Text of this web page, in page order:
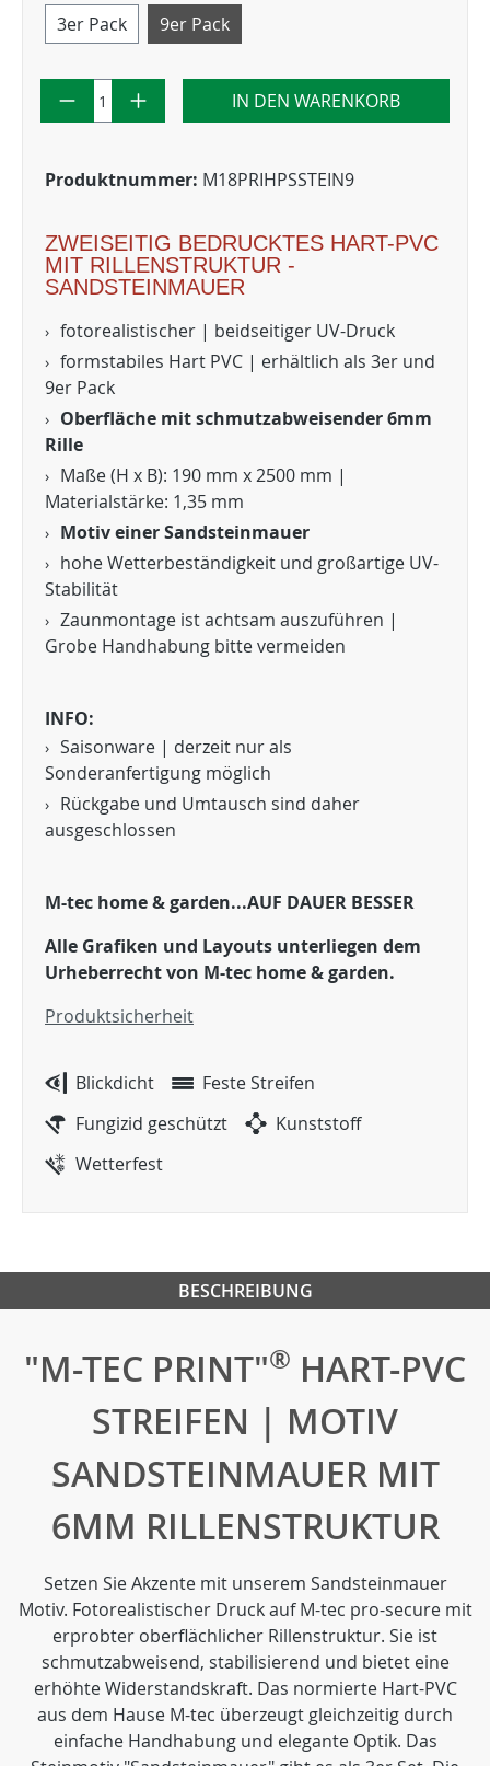
3er Pack
9er Pack
IN DEN WARENKORB
Produktnummer: M18PRIHPSSTEIN9
ZWEISEITIG BEDRUCKTES HART-PVC
MIT RILLENSTRUKTUR -
SANDSTEINMAUER
fotorealistischer | beidseitiger UV-Druck
formstabiles Hart PVC | erhältlich als 3er und
9er Pack
Oberfläche mit schmutzabweisender 6mm
Rille
Maße (H x B): 190 mm x 2500 mm |
Materialstärke: 1,35 mm
Motiv einer Sandsteinmauer
hohe Wetterbeständigkeit und großartige UV-
Stabilität
Zaunmontage ist achtsam auszuführen |
Grobe Handhabung bitte vermeiden
INFO:
Saisonware | derzeit nur als
Sonderanfertigung möglich
Rückgabe und Umtausch sind daher
ausgeschlossen
M-tec home & garden...AUF DAUER BESSER
Alle Grafiken und Layouts unterliegen dem
Urheberrechtvon M-tec home & garden.
Produktsicherheit
Blickdicht
Feste Streifen
Fungizid geschützt
Kunststoff
Wetterfest
BESCHREIBUNG
"M-TEC PRINT"® HART-PVC
STREIFEN | MOTIV
SANDSTEINMAUER MIT
6MM RILLENSTRUKTUR
Setzen Sie Akzente mit unserem Sandsteinmauer
Motiv. Fotorealistischer Druck auf M-tec pro-secure mit
erprobter oberflächlicher Rillenstruktur. Sie ist
schmutzabweisend, stabilisierend und bietet eine
erhöhte Widerstandskraft. Das normierte Hart-PVC
aus dem Hause M-tec überzeugt gleichzeitig durch
einfache Handhabung und elegante Optik. Das